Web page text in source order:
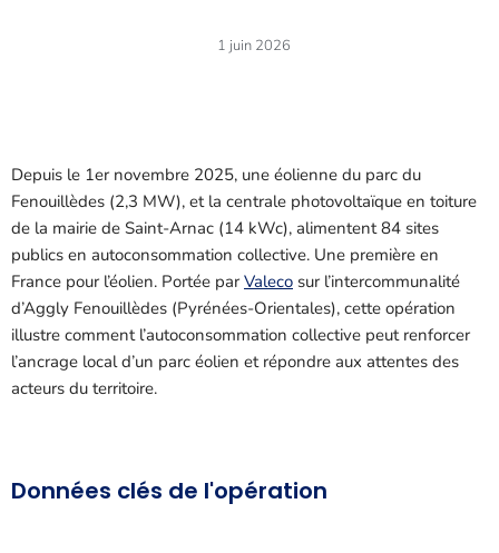
1 juin 2026
Depuis le 1er novembre 2025, une éolienne du parc du
Fenouillèdes (2,3 MW), et la centrale photovoltaïque en toiture
de la mairie de Saint-Arnac (14 kWc), alimentent 84 sites
publics en autoconsommation collective. Une première en
France pour l’éolien. Portée par Valeco sur l’intercommunalité
d’Aggly Fenouillèdes (Pyrénées-Orientales), cette opération
illustre comment l’autoconsommation collective peut renforcer
l’ancrage local d’un parc éolien et répondre aux attentes des
acteurs du territoire.
Données clés de l'opération